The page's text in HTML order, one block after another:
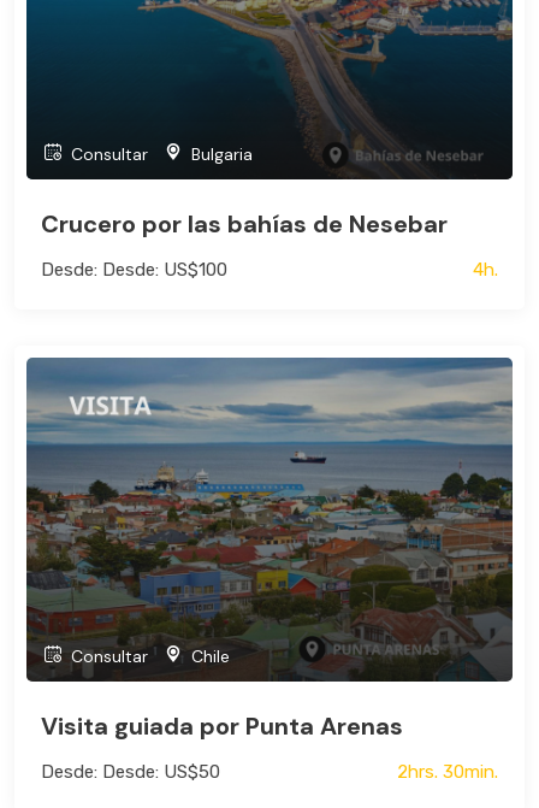
Consultar Bulgaria
Crucero por las bahías de Nesebar
Desde: Desde: US$100 4h.
Consultar Chile
Visita guiada por Punta Arenas
Desde: Desde: US$50 2hrs. 30min.